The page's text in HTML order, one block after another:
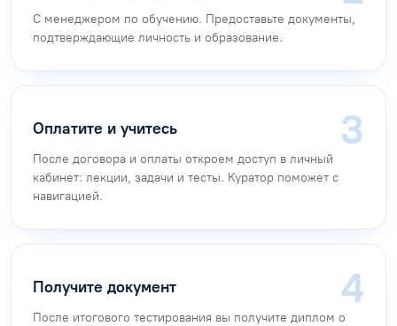
С менеджером по обучению. Предоставьте документы,
подтверждающие личность и образование.
Оплатите и учитесь
После договора и оплаты откроем доступ в личный
кабинет: лекции, задачи и тесты. Куратор поможет с
навигацией.
Получите документ
После итогового тестирования вы получите диплом о